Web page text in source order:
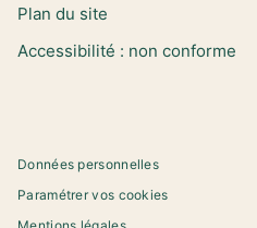
Plan du site
Accessibilité : non conforme
Données personnelles
Paramétrer vos cookies